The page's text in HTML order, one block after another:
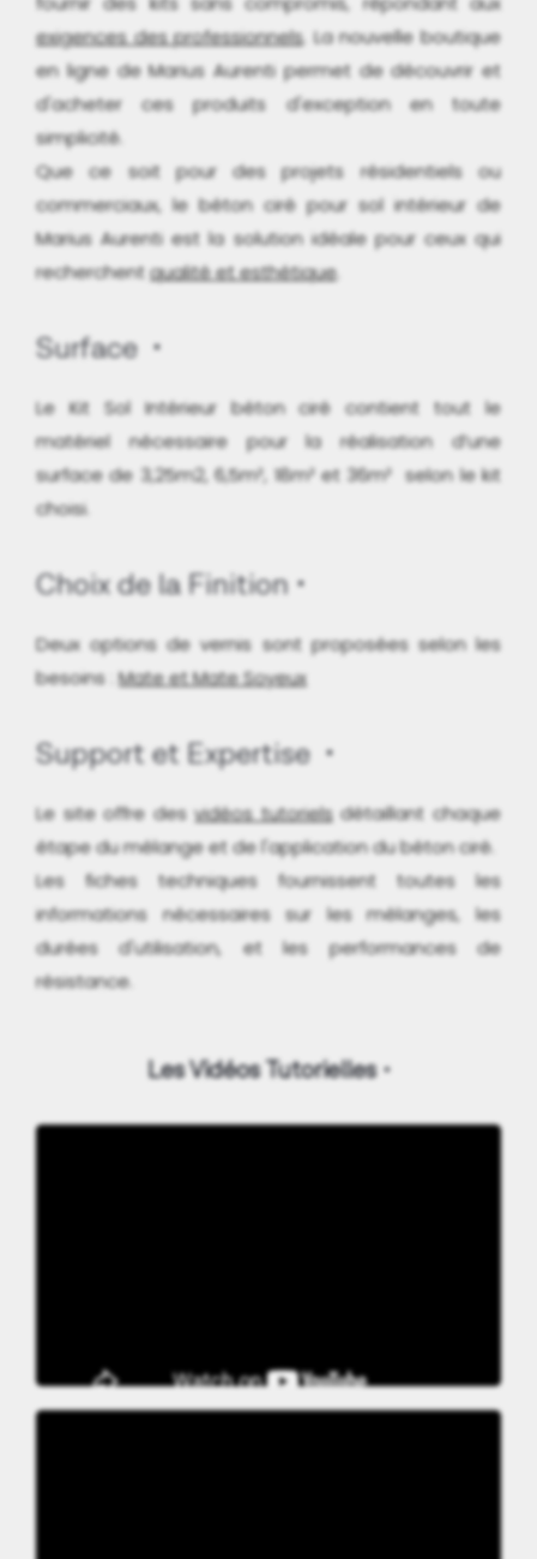
exigences des professionnels. La nouvelle boutique
en ligne de Marius Aurenti permet de découvrir et
d'acheter ces produits d'exception en toute
simplicité.
Que ce soit pour des projets résidentiels ou
commerciaux, le béton ciré pour sol intérieur de
Marius Aurenti est la solution idéale pour ceux qui
recherchentqualité et esthétique.
Surface
Le Kit Sol Intérieur béton ciré contient tout le
matériel nécessaire pour la réalisation d’une
surface de 3,25m2, 6,5m², 18m² et 36m² selon le kit
choisi.
Choix de la Finition
Deux options de vernis sont proposées selon les
besoins :Mate et Mate Soyeux
Support et Expertise
Le site offre desvidéos tutorielsdétaillant chaque
étape du mélange et de l'application du béton ciré.
Les fiches techniques fournissent toutes les
informations nécessaires sur les mélanges, les
durées d'utilisation, et les performances de
résistance.
Les Vidéos Tutorielles